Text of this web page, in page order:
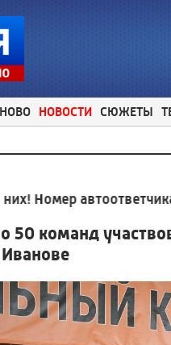
НОВОСТИ СЮЖЕТЫ
автоответчика:8
50 команд
Иванове